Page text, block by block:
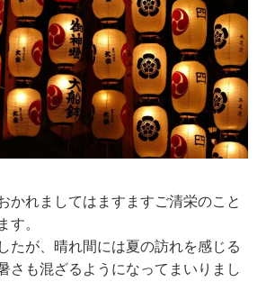
かれましてはますますご清栄のこと
す。
たが、晴れ間には夏の訪れを感じる
さも混ざるようになってまいりまし